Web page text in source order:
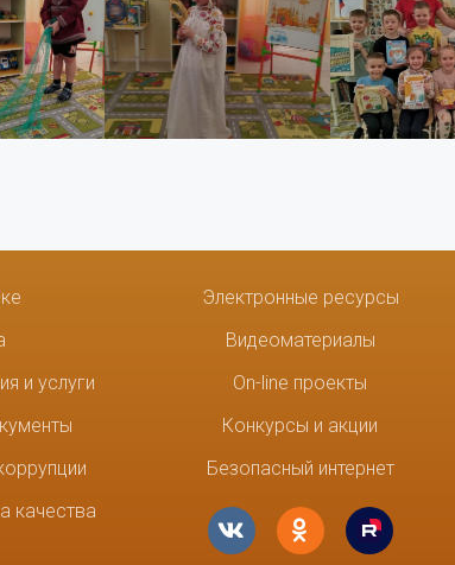
и услуги
качества
Электронные ресурсы
Видеоматериалы
On-line проекты
Конкурсы и акции
Безопасный интернет